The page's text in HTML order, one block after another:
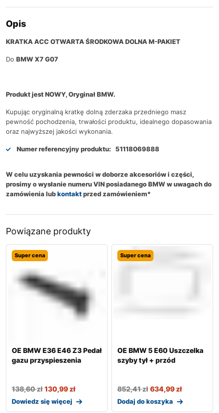
Opis
KRATKA ACC OTWARTA ŚRODKOWA DOLNA M-PAKIET
Do BMW X7 G07
Produkt jest NOWY, Oryginał BMW.
Kupując oryginalną kratkę dolną zderzaka przedniego masz
pewność pochodzenia, trwałości produktu, idealnego dopasowania
oraz najwyższej jakości wykonania.
Numer referencyjny produktu: 51118069888
W celu uzyskania pewności w doborze akcesoriów i części,
prosimy o wysłanie numeru VIN posiadanego BMW w uwagach do
zamówienia lubkontaktprzed zamówieniem*
Powiązane produkty
Super cena
OE BMW E36 E46 Z3 Pedał
gazu przyspieszenia
138,60zł 130,99zł
Dowiedz się więcej
Super cena
OE BMW 5 E60 Uszczelka
szyby tył + przód
852,41zł 634,99zł
Dodaj do koszyka